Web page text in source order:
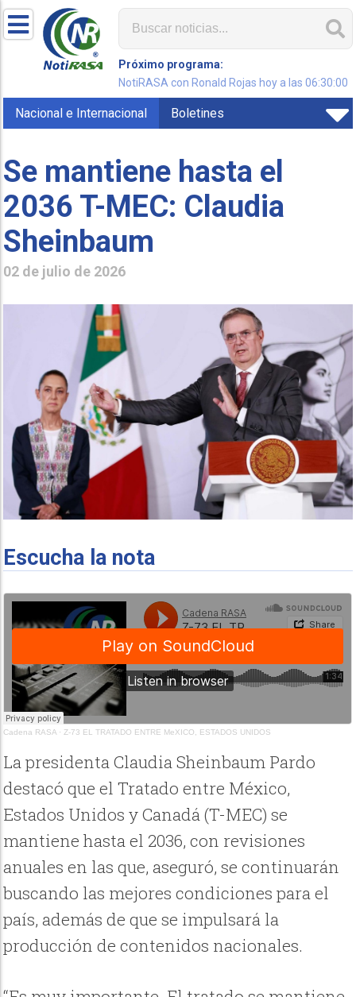
Próximo programa:
NotiRASA con Ronald Rojas hoy a las 06:30:00
Nacional e Internacional Boletines
Se mantiene hasta el
2036 T-MEC: Claudia
Sheinbaum
02 de julio de 2026
Escucha la nota
Cadena RASA · Z-73 EL TRATADO ENTRE MeXICO, ESTADOS UNIDOS
La presidenta Claudia Sheinbaum Pardo
destacó que el Tratado entre México,
Estados Unidos y Canadá (T-MEC) se
mantiene hasta el 2036, con revisiones
anuales en las que, aseguró, se continuarán
buscando las mejores condiciones para el
país, además de que se impulsará la
producción de contenidos nacionales.